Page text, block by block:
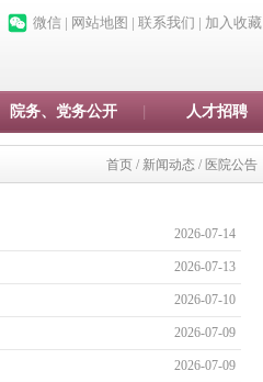
微信 | 网站地图 | 联系我们 | 加入收藏
院务、党务公开 人才招聘
首页 / 新闻动态 / 医院公告
2026-07-14
2026-07-13
2026-07-10
2026-07-09
2026-07-09